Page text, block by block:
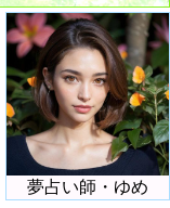
夢占い師・ゆめ